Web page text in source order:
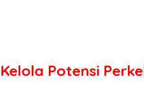
Potensi